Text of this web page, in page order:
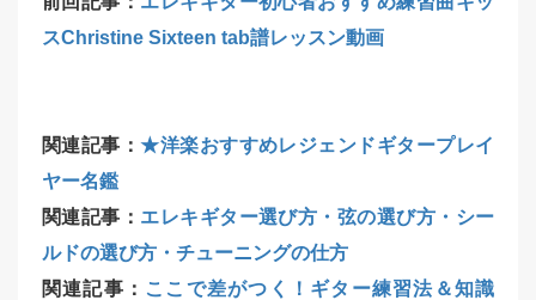
スChristine Sixteen tab譜レッスン動画
関連記事：★洋楽おすすめレジェンドギタープレイ
ヤー名鑑
関連記事： エレキギター選び方・弦の選び方・シー
ルドの選び方・チューニングの仕方
関連記事： ここで差がつく！ギター練習法＆知識